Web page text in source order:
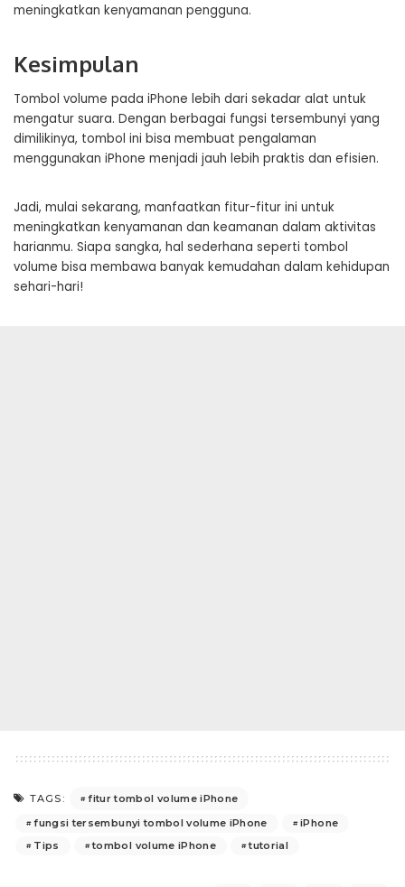
meningkatkan kenyamanan pengguna.
Kesimpulan
Tombol volume pada iPhone lebih dari sekadar alat untuk
mengatur suara. Dengan berbagai fungsi tersembunyi yang
dimilikinya, tombol ini bisa membuat pengalaman
menggunakan iPhone menjadi jauh lebih praktis dan efisien.
Jadi, mulai sekarang, manfaatkan fitur-fitur ini untuk
meningkatkan kenyamanan dan keamanan dalam aktivitas
harianmu. Siapa sangka, hal sederhana seperti tombol
volume bisa membawa banyak kemudahan dalam kehidupan
sehari-hari!
TAGS:
fitur tombol volume iPhone
fungsi tersembunyi tombol volume iPhone
iPhone
Tips
tombol volume iPhone tutorial